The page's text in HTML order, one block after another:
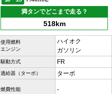
満タンでどこまで走る？
518km
使用燃料
エンジン
ハイオク
ガソリン
駆動方式 FR
過給器（ターボ） ターボ
燃費性能 -